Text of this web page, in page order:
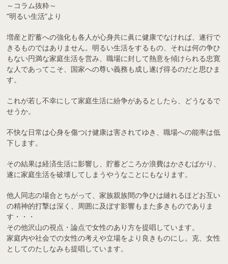
～コラム抜粋～
”明るい生活”より
増産と貯蓄への強化も各人が心身共に眞に健康でなければ、遂行で
きるものではありません。明るい生活をするもの、それは何の争ひ
もない円満な家庭生活を営み、職場に封して熱意を傾けられる忠寛
な人であってこそ、国家への尊い義務も成し遂げ得るのだと思ひま
す。
これが若し不幸にして家庭生活に紛争があるとしたら、どうなるで
せうか。
不快な日常は心身を傷つけ健康は害されてゆき、職場への能率は低
下します。
その結果は経済生活に影響し、貯蓄どころか浪費はかさむばかり、
遂に家庭生活を破壊してしまうやうなことにもなります。
他人同志の場合とちがって、家族親族間の争ひは縺れるほどお互い
の精神的打撃は深く、周囲に及ぼす影響もまた多きものでありま
す・・・
その他沢山の視点・論点で女性のあり方を提唱しています。
家庭内や社会での女性の考えや立場をより良きものにし。克、女性
としてのたしなみも提唱しています。